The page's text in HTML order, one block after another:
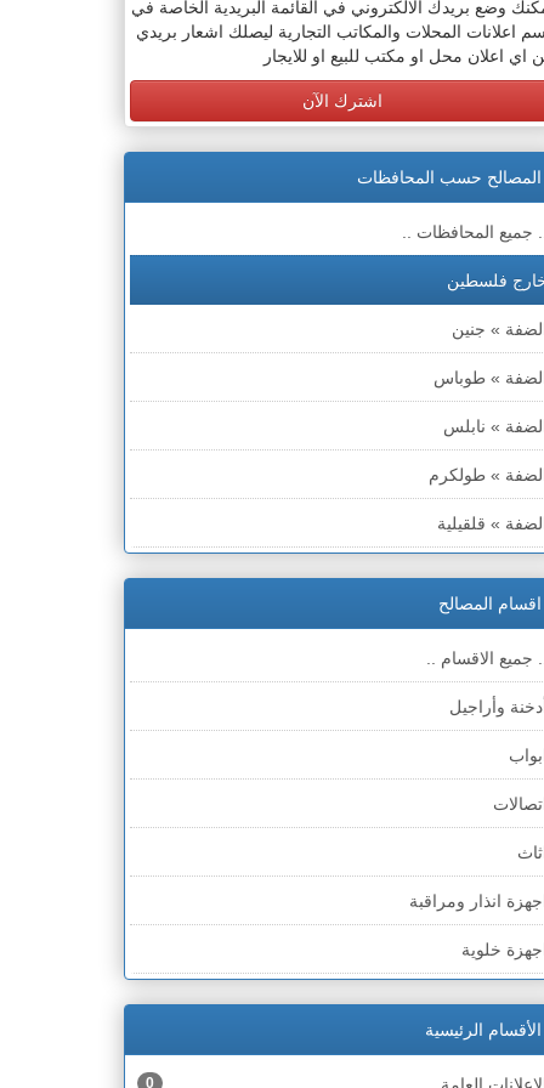
وضع بريدك الالكتروني في القائمة البريدية الخاصة في
اعلانات المحلات والمكاتب التجارية ليصلك اشعار بريدي
اي اعلان محل او مكتب للبيع او للايجار
اشترك الآن
المصالح حسب المحافظات
.. جميع المحافظات ..
فلسطين
» جنين
» طوباس
» نابلس
» طولكرم
» قلقيلية
الضفة » رام الله والبيره
» أريحا
» الخليل
» بيت لحم
غزة
الأخضر » حيفا
الأخضر » رهط
الأخضر » أم الفحم
الأخضر » الناصرة
الأخضر » عكا ونهاريا
اقسام المصالح
.. جميع الاقسام ..
وأراجيل
انذار ومراقبة
خلوية
اجهزة كهربائية
الأقسام الرئيسية
0